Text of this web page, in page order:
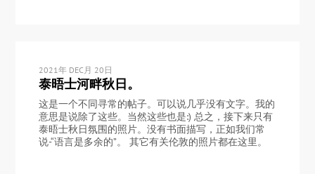
2021年 DEC月 20日
泰晤士河畔秋日。
这是一个不同寻常的帖子。可以说几乎没有文字。我的
意思是说除了这些。当然这些也是:) 总之，接下来只有
泰晤士秋日氛围的照片。没有书面描写，正如我们常
说-“语言是多余的”。 其它有关伦敦的照片都在这里。